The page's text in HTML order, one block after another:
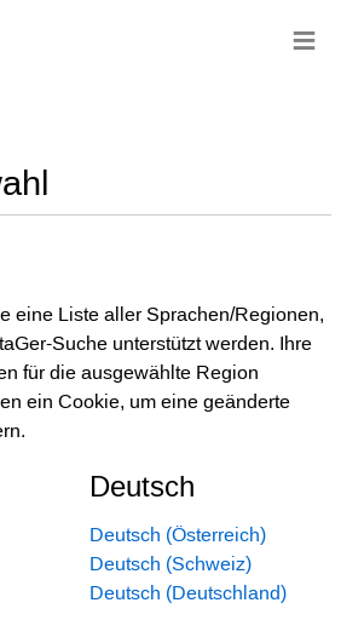
eine Liste aller Sprachen/Regionen,
Suche unterstützt werden. Ihre
für die ausgewählte Region
ein Cookie, um eine geänderte
Deutsch
Deutsch (Österreich)
Deutsch (Schweiz)
Deutsch (Deutschland)
≡